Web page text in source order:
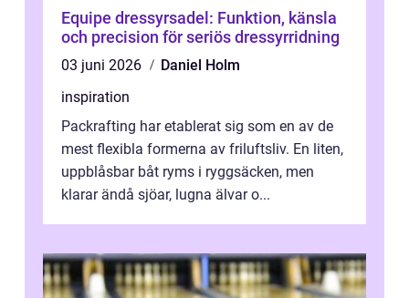
Equipe dressyrsadel: Funktion, känsla
och precision för seriös dressyrridning
03 juni 2026
Daniel Holm
inspiration
Packrafting har etablerat sig som en av de
mest flexibla formerna av friluftsliv. En liten,
uppblåsbar båt ryms i ryggsäcken, men
klarar ändå sjöar, lugna älvar o...